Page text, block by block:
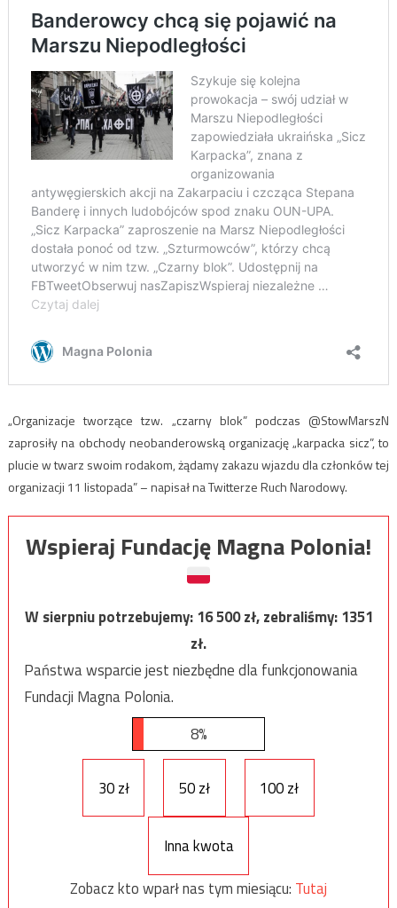
„Organizacje tworzące tzw. „czarny blok” podczas @StowMarszN
zaprosiły na obchody neobanderowską organizację „karpacka sicz”, to
plucie w twarz swoim rodakom, żądamy zakazu wjazdu dla członków tej
organizacji 11 listopada” – napisał na Twitterze Ruch Narodowy.
Wspieraj Fundację Magna Polonia!
W sierpniu potrzebujemy:16 500zł, zebraliśmy:1351
zł.
Państwa wsparcie jest niezbędne dla funkcjonowania
Fundacji Magna Polonia.
8%
30 zł 50 zł 100 zł
Inna kwota
Zobacz kto wparł nas tym miesiącu: Tutaj